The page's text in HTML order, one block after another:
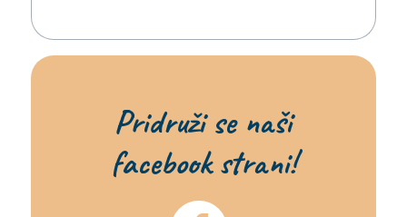
Pridruži se naši
facebook strani!